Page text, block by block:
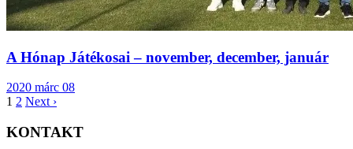
A Hónap Játékosai – november, december, január
2020 márc 08
1 2 Next ›
KONTAKT